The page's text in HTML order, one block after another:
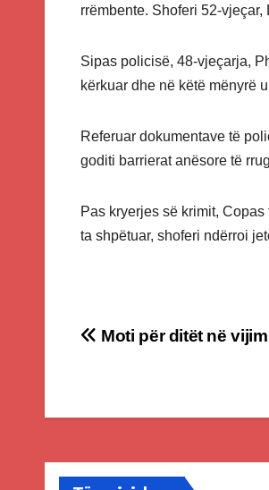
rrëmbente. Shoferi 52-
Sipas policisë, 48-vjeçarja,
kërkuar dhe në këtë mënyrë
Referuar dokumentave të
goditi barrierat anësore të
Pas kryerjes së krimit,
ta shpëtuar, shoferi ndërroi
Post
Moti për ditët në vijim